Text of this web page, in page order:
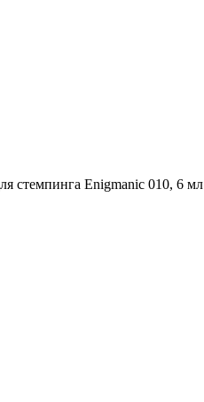
стемпинга Enigmanic 010, 6 мл